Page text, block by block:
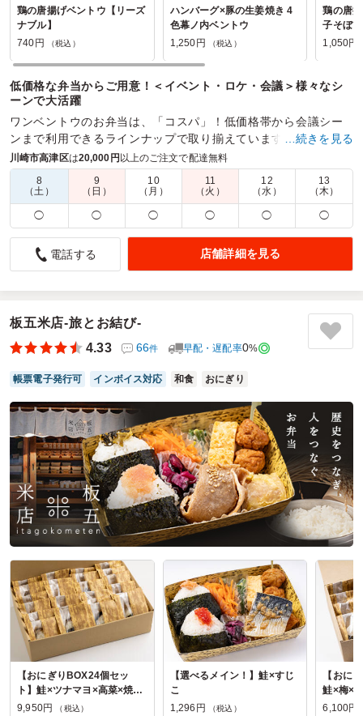
鶏の唐揚げベントウ【リーズ
ナブル】
740円
（税込）
ハンバーグ×豚の生姜焼き 4
色幕ノ内ベントウ
1,250円
（税込）
鶏の唐
子そぼ
1,050円
低価格な弁当からご用意！＜イベント・ロケ・会議＞様々なシ
ーンで大活躍
ワンベントウのお弁当は、「コスパ」！低価格帯から会議シー
ンまで利用できるラインナップで取り揃えています。満足度の
高さでお弁当界のNo.1を目指しています。
商品数： 締切日時： 1日前17:00 価格帯：
740円～1,250円
配達時間：
9:30～18:00
数回の数変更にも、気持ちの良い対応でした。
4.0
度も数の変更をさせていただきました。
その度に、気持ちの良い対応で、良かったです。
当日は、たくさんの方に美味しかったと言われました。
私には、量が多すぎるほどでした。
ご利用シーン：イベント運営›コンサート
参加者の年齢：40代～50代 男女比：男性多め
神奈川県川崎市高津区溝口2025/11/25
ワンベントウの口コミをもっと見る
…続きを見る
川崎市高津区は20,000円 以上のご注文で配達無料
8
（土）
9
（日）
10
（月）
11
（火）
12
（水）
13
（木）
◯ ◯ ◯ ◯ ◯ ◯
電話する 店舗詳細を見る
板五米店-旅とお結び-
4.33
66件 早配・遅配率0%
帳票電子発行可 インボイス対応 和食 おにぎり
【おにぎりBOX24個セッ
ト】鮭×ツナマヨ×高菜×焼き
たらこ
9,950円 （税込）
【選べるメイン！】鮭×すじ
こ
1,296円
（税込）
【おに
鮭×梅×
6,100円